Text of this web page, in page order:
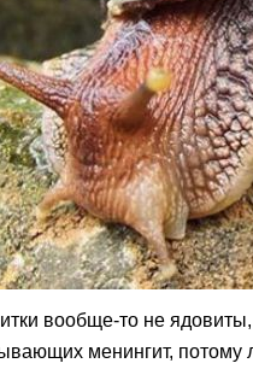
вообще-то не
менингит, потому